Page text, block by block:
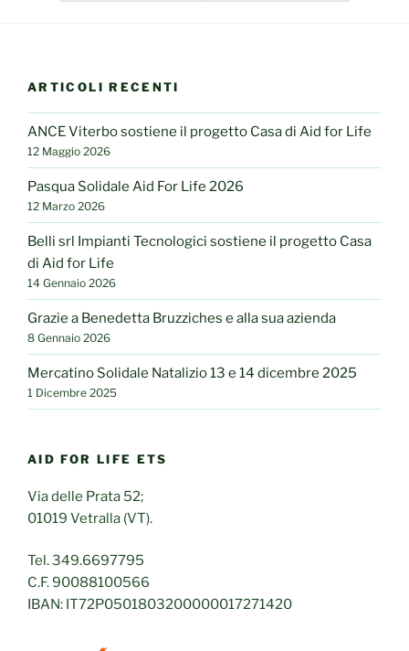
ARTICOLI RECENTI
ANCE Viterbo sostiene il progetto Casa di Aid for Life
12 Maggio 2026
Pasqua Solidale Aid For Life 2026
12 Marzo 2026
Belli srl Impianti Tecnologici sostiene il progetto Casa
di Aid for Life
14 Gennaio 2026
Grazie a Benedetta Bruzziches e alla sua azienda
8 Gennaio 2026
Mercatino Solidale Natalizio 13 e 14 dicembre 2025
1 Dicembre 2025
AID FOR LIFE ETS
Via delle Prata 52;
01019 Vetralla (VT).
Tel. 349.6697795
C.F. 90088100566
IBAN: IT72P0501803200000017271420